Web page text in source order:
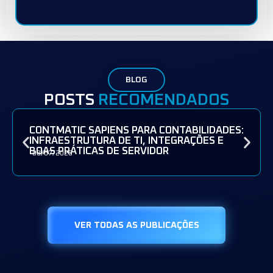
BLOG
POSTS RECOMENDADOS
CONTMATIC SAPIENS PARA CONTABILIDADES:
INFRAESTRUTURA DE TI, INTEGRAÇÕES E
BOAS PRÁTICAS DE SERVIDOR
08/07/2026
VER TODAS AS PUBLICAÇÕES